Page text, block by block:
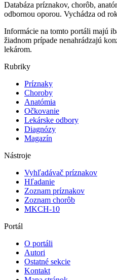
Databáza príznakov, chorôb,
odbornou oporou. Vychádza od
Informácie na tomto portáli majú
žiadnom prípade nenahrádzajú
lekárom.
Rubriky
Príznaky
Choroby
Anatómia
Očkovanie
Lekárske odbory
Diagnózy
Magazín
Nástroje
Vyhľadávač príznakov
Hľadanie
Zoznam príznakov
Zoznam chorôb
MKCH-10
Portál
O portáli
Autori
Ostatné sekcie
Kontakt